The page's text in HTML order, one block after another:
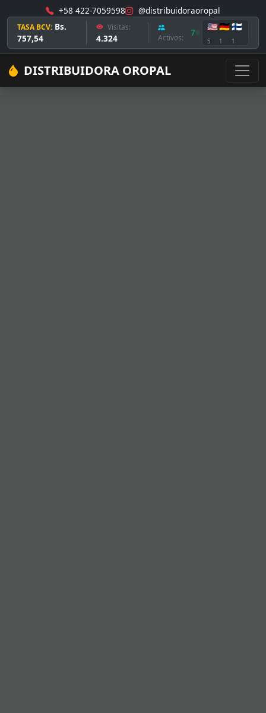
+58 422-7059598 @distribuidoraoropal
TASA BCV: Bs.
757,54
Visitas:
4.324 Activos: 7
🇺🇸
5
🇩🇪
1
🇫🇮
1
DISTRIBUIDORA OROPAL